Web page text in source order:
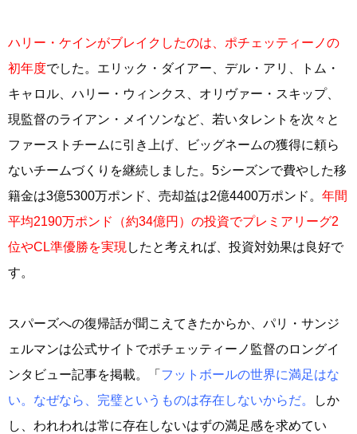
ハリー・ケインがブレイクしたのは、ポチェッティーノの
初年度でした。エリック・ダイアー、デル・アリ、トム・
キャロル、ハリー・ウィンクス、オリヴァー・スキップ、
現監督のライアン・メイソンなど、若いタレントを次々と
ファーストチームに引き上げ、ビッグネームの獲得に頼ら
ないチームづくりを継続しました。5シーズンで費やした移
籍金は3億5300万ポンド、売却益は2億4400万ポンド。 年間
平均2190万ポンド（約34億円）の投資でプレミアリーグ2
位やCL準優勝を実現 したと考えれば、投資対効果は良好で
す。
スパーズへの復帰話が聞こえてきたからか、パリ・サンジ
ェルマンは公式サイトでポチェッティーノ監督のロングイ
ンタビュー記事を掲載。「 フットボールの世界に満足はな
い。なぜなら、完璧というものは存在しないからだ。
しか
し、われわれは常に存在しないはずの満足感を求めてい